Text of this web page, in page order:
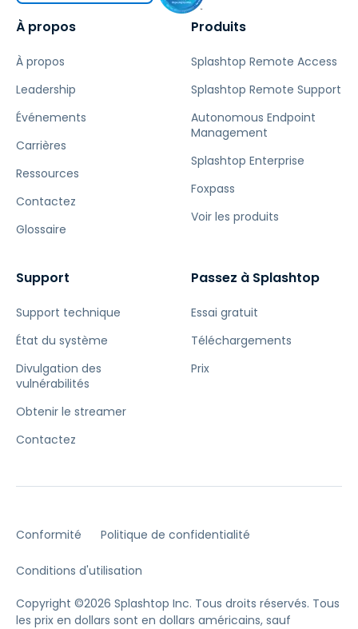
À propos
À propos
Leadership
Événements
Carrières
Ressources
Contactez
Glossaire
Produits
Splashtop Remote Access
Splashtop Remote Support
Autonomous Endpoint
Management
Splashtop Enterprise
Foxpass
Voir les produits
Support
Support technique
État du système
Divulgation des
vulnérabilités
Obtenir le streamer
Contactez
Passez à Splashtop
Essai gratuit
Téléchargements
Prix
Conformité Politique de confidentialité
Conditions d'utilisation
Copyright ©2026 Splashtop Inc. Tous droits réservés. Tous
les prix en dollars sont en dollars américains, sauf